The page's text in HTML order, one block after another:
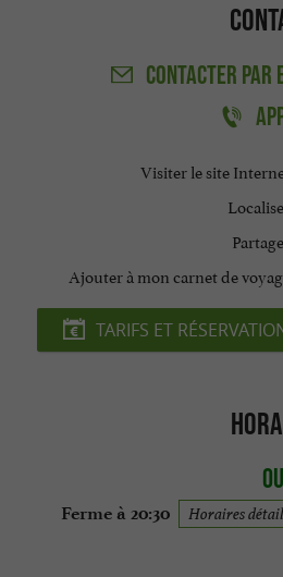
CONTACTER PAR
Visiter le site
Ajouter à mon carnet de
TARIFS ET
Ferme à 20:30 Horaires